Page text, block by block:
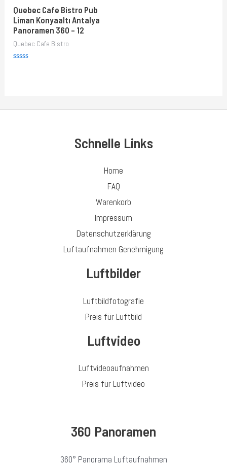
Quebec Cafe Bistro Pub
Liman Konyaaltı Antalya
Panoramen 360 – 12
Quebec Cafe Bistro
Schnelle Links
Home
FAQ
Warenkorb
Impressum
Datenschutzerklärung
Luftaufnahmen Genehmigung
Luftbilder
Luftbildfotografie
Preis für Luftbild
Luftvideo
Luftvideoaufnahmen
Preis für Luftvideo
360 Panoramen
360° Panorama Luftaufnahmen